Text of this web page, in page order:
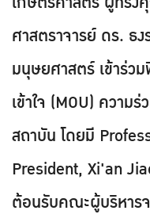
ศาสตราจารย์ ดร. ธ
มนุษยศาสตร์ เข้าร่ว
เข้าใจ (MOU) ความ
สถาบัน โดยมี
President, Xi'an
ต้อนรับคณะผู้บริหาร